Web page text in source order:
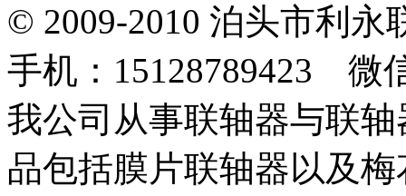
© 2009-2010 泊头市利
手机：15128789423 微
我公司从事联轴器与联
品包括膜片联轴器以及